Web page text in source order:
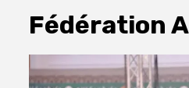
Fédération